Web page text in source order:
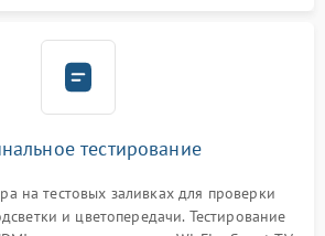
тестирование
на тестовых заливках для проверки
и цветопередачи. Тестирование